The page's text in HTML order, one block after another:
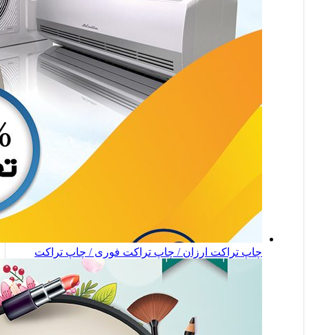
چاپ تراکت ارزان / چاپ تراکت فوری / چاپ تراکت